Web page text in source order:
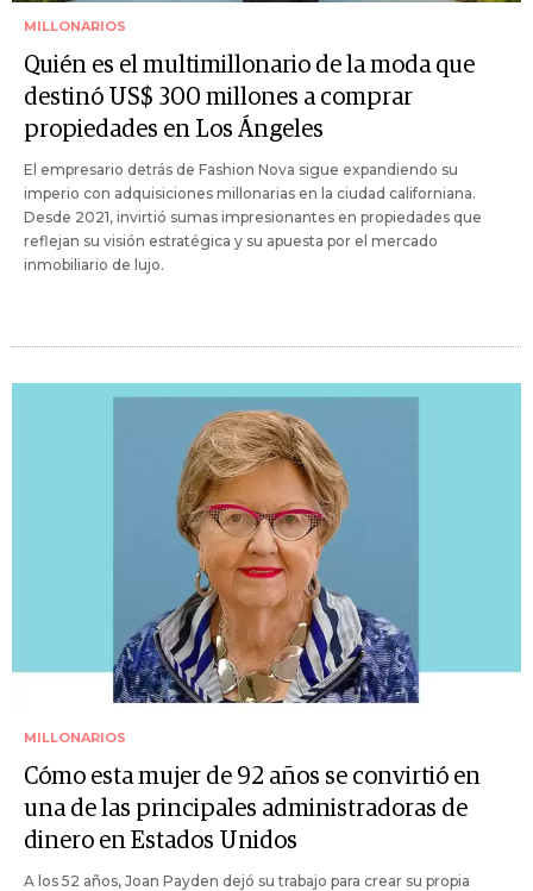
MILLONARIOS
Quién es el multimillonario de la moda que
destinó US$ 300 millones a comprar
propiedades en Los Ángeles
El empresario detrás de Fashion Nova sigue expandiendo su
imperio con adquisiciones millonarias en la ciudad californiana.
Desde 2021, invirtió sumas impresionantes en propiedades que
reflejan su visión estratégica y su apuesta por el mercado
inmobiliario de lujo.
MILLONARIOS
Cómo esta mujer de 92 años se convirtió en
una de las principales administradoras de
dinero en Estados Unidos
A los 52 años, Joan Payden dejó su trabajo para crear su propia